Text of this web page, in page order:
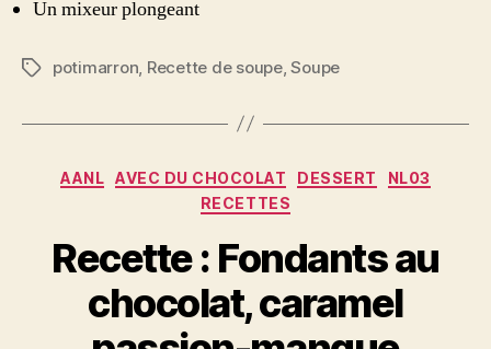
Un mixeur plongeant
Étiquettes
potimarron Recette de soupe,Soupe
Catégories
AANL AVEC DU CHOCOLAT DESSERT
NL03
RECETTES
Recette : Fondants au
chocolat, caramel